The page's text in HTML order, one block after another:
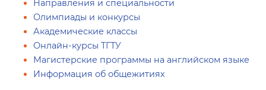
Направления и специальности
Олимпиады и конкурсы
Академические классы
Онлайн-курсы ТГТУ
Магистерские программы на английском языке
Информация об общежитиях